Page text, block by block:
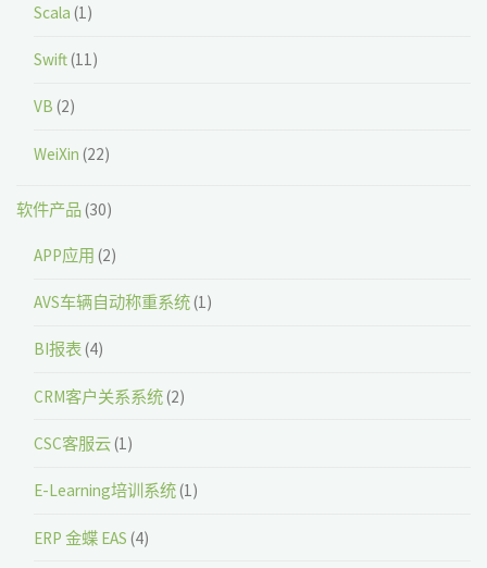
Scala (1)
Swift(11)
VB (2)
WeiXin (22)
软件产品(30)
APP应用 (2)
AVS车辆自动称重系统(1)
BI报表(4)
CRM客户关系系统(2)
CSC客服云(1)
E-Learning培训系统(1)
ERP 金蝶 EAS (4)